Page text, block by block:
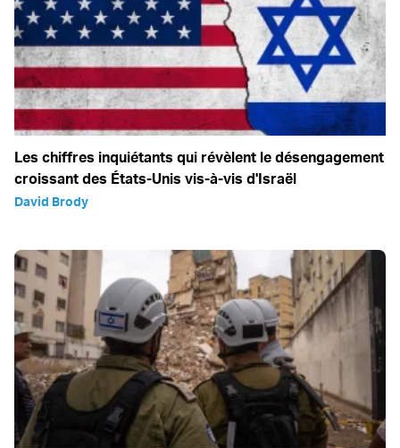
Les chiffres inquiétants qui révèlent le désengagement
croissant des États-Unis vis-à-vis d'Israël
David Brody